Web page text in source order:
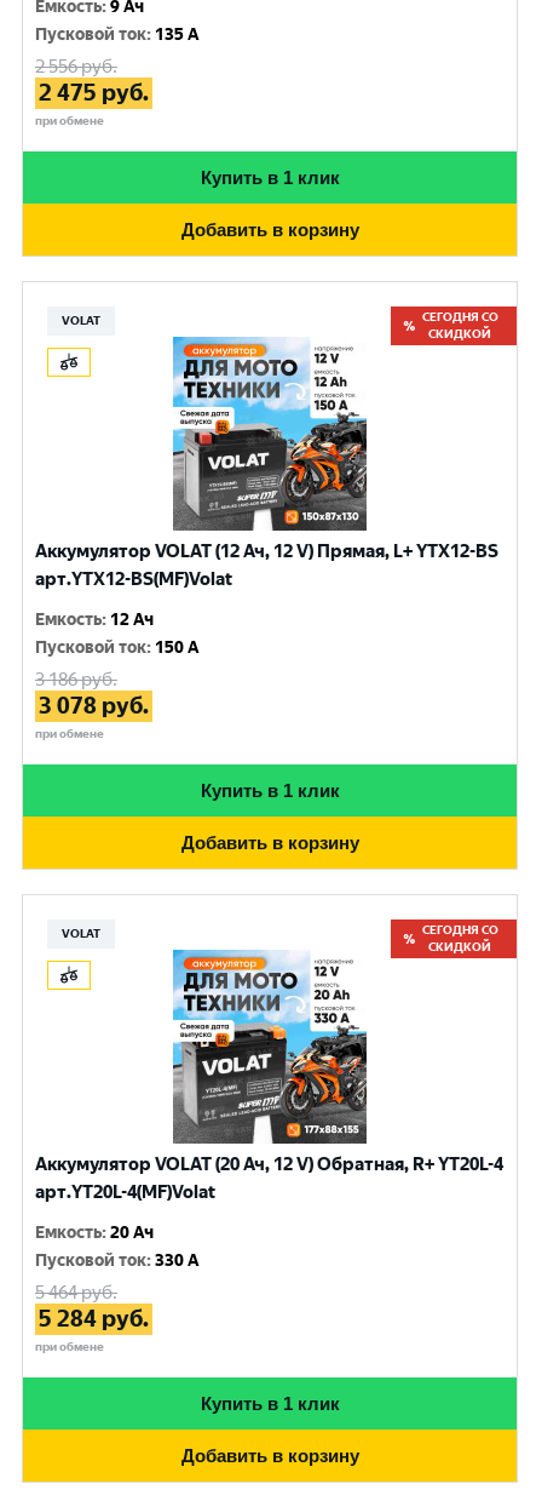
Емкость:9 Ач
Пусковой ток: 135 A
2 556руб.
2 475 руб.
при обмене
Купить в 1 клик
Добавить в корзину
VOLAT
СЕГОДНЯ СО
СКИДКОЙ
Аккумулятор VOLAT (12 Ач, 12 V) Прямая, L+ YTX12-BS
арт.YTX12-BS(MF)Volat
Емкость: 12 Ач
Пусковой ток: 150 A
3 186руб.
3 078 руб.
при обмене
Купить в 1 клик
Добавить в корзину
VOLAT
СЕГОДНЯ СО
СКИДКОЙ
Аккумулятор VOLAT (20 Ач, 12 V) Обратная, R+ YT20L-4
арт.YT20L-4(MF)Volat
Емкость:20 Ач
Пусковой ток:330 A
5 464руб.
5 284 руб.
при обмене
Купить в 1 клик
Добавить в корзину